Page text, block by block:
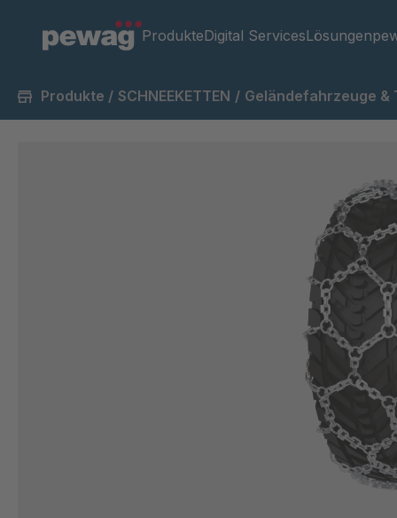
ProdukteDigital ServicesLösungen
Produkte / SCHNEEKETTEN / Geländefahrzeuge &